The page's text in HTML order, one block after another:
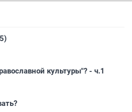
культуры"? - ч.1